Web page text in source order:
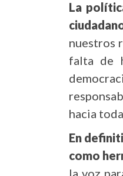
La
nuestros
falta de
hacia
En
como